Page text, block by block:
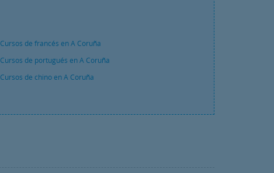
Cursos de francés en A Coruña
Cursos de portugués en A Coruña
Cursos de chino en A Coruña